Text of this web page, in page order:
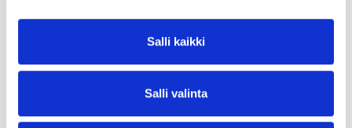
Salli kaikki
Salli valinta